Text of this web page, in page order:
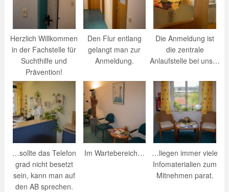
Herzlich Willkommen
in der Fachstelle für
Suchthilfe und
Prävention!
Den Flur entlang
gelangt man zur
Anmeldung.
Die Anmeldung ist
die zentrale
Anlaufstelle bei uns…
…sollte das Telefon
grad nicht besetzt
sein, kann man auf
den AB sprechen.
Im Wartebereich…
…liegen immer viele
Infomaterialien zum
Mitnehmen parat.